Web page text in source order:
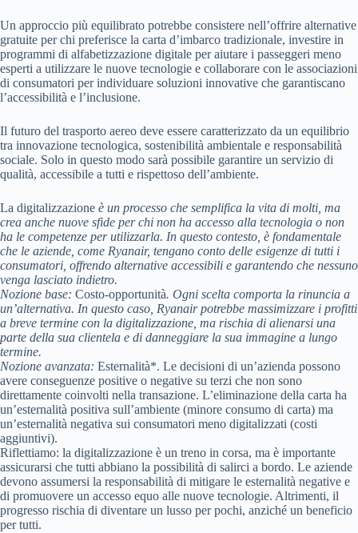
Un approccio più equilibrato potrebbe consistere nell’offrire alternative
gratuite per chi preferisce la carta d’imbarco tradizionale, investire in
programmi di alfabetizzazione digitale per aiutare i passeggeri meno
esperti a utilizzare le nuove tecnologie e collaborare con le associazioni
di consumatori per individuare soluzioni innovative che garantiscano
l’accessibilità e l’inclusione.
Il futuro del trasporto aereo deve essere caratterizzato da un equilibrio
tra innovazione tecnologica, sostenibilità ambientale e responsabilità
sociale. Solo in questo modo sarà possibile garantire un servizio di
qualità, accessibile a tutti e rispettoso dell’ambiente.
La digitalizzazione è un processo che semplifica la vita di molti, ma
crea anche nuove sfide per chi non ha accesso alla tecnologia o non
ha le competenze per utilizzarla. In questo contesto, è fondamentale
che le aziende, come Ryanair, tengano conto delle esigenze di tutti i
consumatori, offrendo alternative accessibili e garantendo che nessuno
venga lasciato indietro.
Nozione base: Costo-opportunità. Ogni scelta comporta la rinuncia a
un’alternativa. In questo caso, Ryanair potrebbe massimizzare i profitti
a breve termine con la digitalizzazione, ma rischia di alienarsi una
parte della sua clientela e di danneggiare la sua immagine a lungo
termine.
Nozione avanzata: Esternalità*. Le decisioni di un’azienda possono
avere conseguenze positive o negative su terzi che non sono
direttamente coinvolti nella transazione. L’eliminazione della carta ha
un’esternalità positiva sull’ambiente (minore consumo di carta) ma
un’esternalità negativa sui consumatori meno digitalizzati (costi
aggiuntivi).
Riflettiamo: la digitalizzazione è un treno in corsa, ma è importante
assicurarsi che tutti abbiano la possibilità di salirci a bordo. Le aziende
devono assumersi la responsabilità di mitigare le esternalità negative e
di promuovere un accesso equo alle nuove tecnologie. Altrimenti, il
progresso rischia di diventare un lusso per pochi, anziché un beneficio
per tutti.